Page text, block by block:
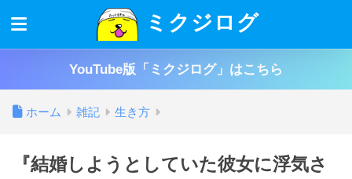
ミクジログ
YouTube版「ミクジログ」はこちら
ホーム 雑記 生き方
『結婚しようとしていた彼女に浮気さ